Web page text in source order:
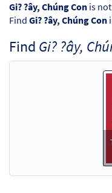
Gi? ?ây, Chúng Con is
Find Gi? ?ây, Chúng Con
Find Gi? ?ây,